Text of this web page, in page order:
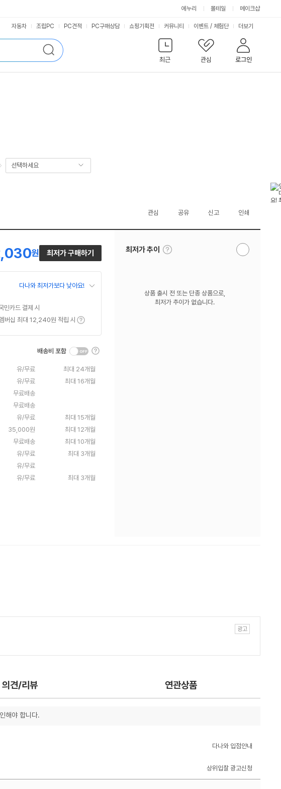
에누리 몰테일
메이크샵
검
색
최근
관심 로그인
자동차 조립PC PC견적 PC구매상담 쇼핑기획전 커뮤니티 이벤트 / 체험단 서
비
스
더보기
선택하세요
관심 공유 신고 인쇄
원 최저가 구매하기
다나와 최저가보다 낮아요!
민카드 결제 시
버십 최대 12,240원 적립 시 툴팁보기
배송비 포함
툴
팁
보
기
유/무료 최대 24개월
유/무료 최대 16개월
무료배송
무료배송
유/무료
최대 15개월
35,000원 최대 12개월
무료배송 최대 10개월
유/무료 최대 3개월
유/무료
유/무료 최대 3개월
최저가 추이
툴
팁
알
상품 출시 전 또는 단종 상품으로,
최저가 추이가 없습니다.
의견/리뷰 연관상품
해야 합니다.
다나와 입점안내
상위입찰 광고신청